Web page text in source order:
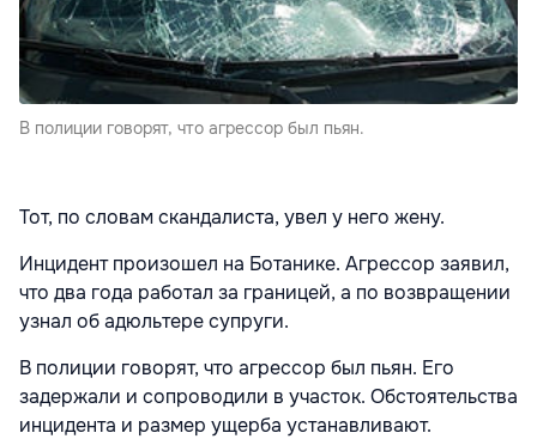
В полиции говорят, что агрессор был пьян.
Тот, по словам скандалиста, увел у него жену.
Инцидент произошел на Ботанике. Агрессор заявил,
что два года работал за границей, а по возвращении
узнал об адюльтере супруги.
В полиции говорят, что агрессор был пьян. Его
задержали и сопроводили в участок. Обстоятельства
инцидента и размер ущерба устанавливают.